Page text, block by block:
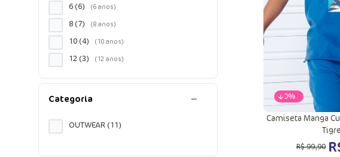
6(6)
8(7)
10(4)
12(3)
Categoria
OUTWEAR(11)
-60%
Camiseta Manga
R$99,90